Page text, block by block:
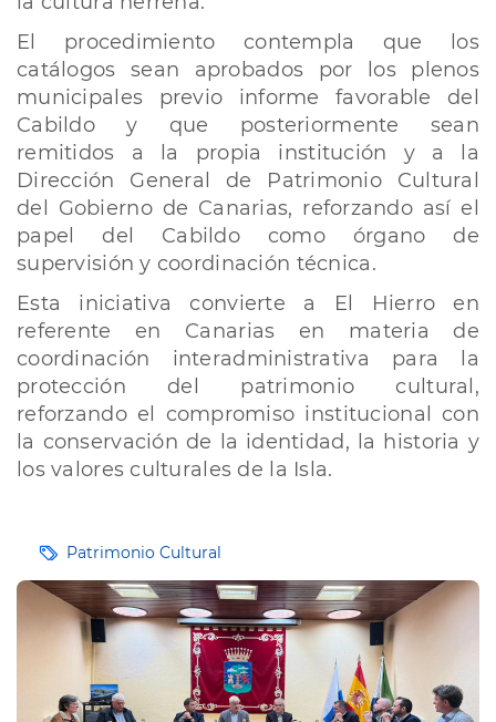
El procedimiento contempla que los
catálogos sean aprobados por los plenos
municipales previo informe favorable del
Cabildo y que posteriormente sean
remitidos a la propia institución y a la
Dirección General de Patrimonio Cultural
del Gobierno de Canarias, reforzando así el
papel del Cabildo como órgano de
supervisión y coordinación técnica.
Esta iniciativa convierte a El Hierro en
referente en Canarias en materia de
coordinación interadministrativa para la
protección del patrimonio cultural,
reforzando el compromiso institucional con
la conservación de la identidad, la historia y
los valores culturales de la Isla.
EtiquetasPatrimonio Cultural